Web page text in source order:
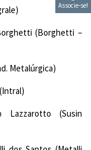
Associe-se!
(Borghetti –
Metalúrgica)
Lazzarotto (Susin